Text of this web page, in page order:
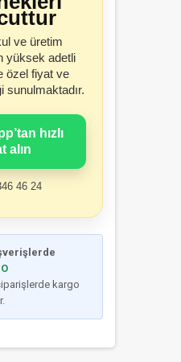
ve üretim
yüksek adetli
özel fiyat ve
sunulmaktadır.
hızlı
alın
46 24
kargo